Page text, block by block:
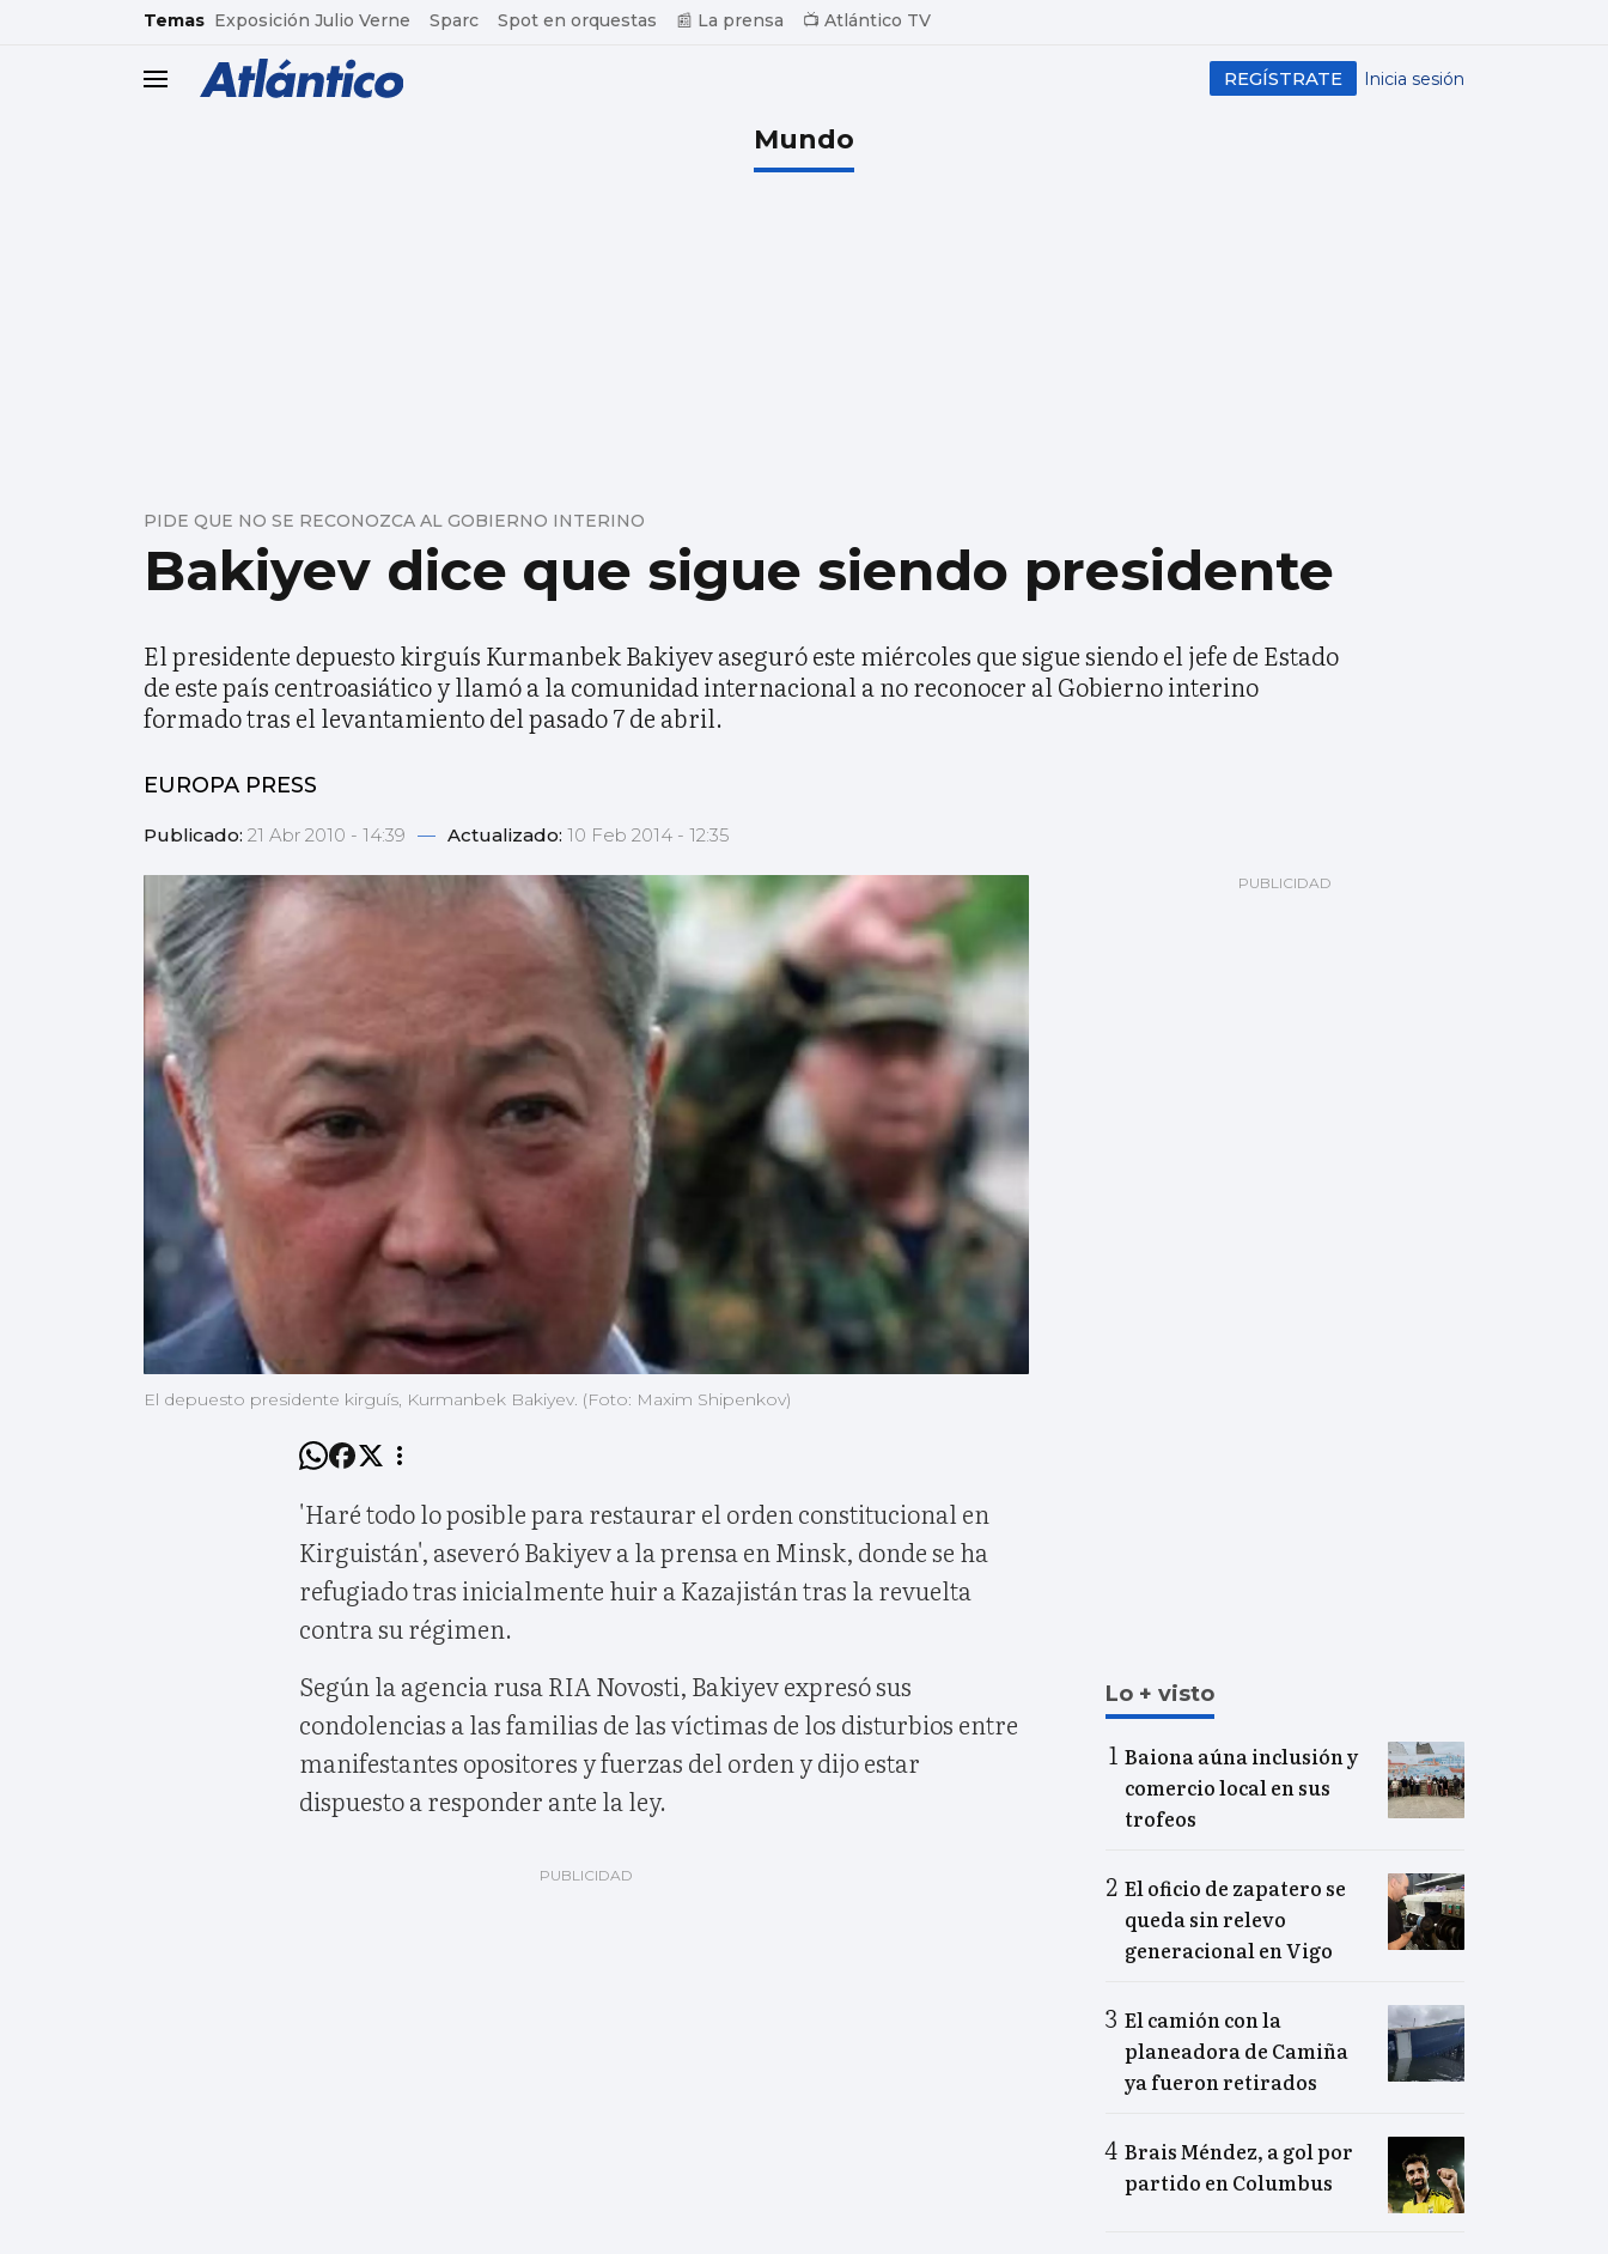
common.go-to-content
Temas Exposición Julio Verne Sparc Spot en orquestas 📰 La prensa 📺 Atlántico TV
header.menu.open Inicia sesión
REGÍSTRATE
Mundo
Bakiyev dice que sigue siendo presidente
PIDE QUE NO SE RECONOZCA AL GOBIERNO INTERINO
El presidente depuesto kirguís Kurmanbek Bakiyev aseguró este miércoles que sigue siendo el jefe de Estado
de este país centroasiático y llamó a la comunidad internacional a no reconocer al Gobierno interino
formado tras el levantamiento del pasado 7 de abril.
EUROPA PRESS
Publicado: 21 Abr 2010 - 14:39 — Actualizado: 10 Feb 2014 - 12:35
El depuesto presidente kirguís, Kurmanbek Bakiyev. (Foto: Maxim Shipenkov)
'Haré todo lo posible para restaurar el orden constitucional en
Kirguistán', aseveró Bakiyev a la prensa en Minsk, donde se ha
refugiado tras inicialmente huir a Kazajistán tras la revuelta
contra su régimen.
Según la agencia rusa RIA Novosti, Bakiyev expresó sus
condolencias a las familias de las víctimas de los disturbios entre
manifestantes opositores y fuerzas del orden y dijo estar
dispuesto a responder ante la ley.
Lo + visto
Baiona aúna inclusión y
comercio local en sus
trofeos
El oficio de zapatero se
queda sin relevo
generacional en Vigo
El camión con la
planeadora de Camiña
ya fueron retirados
Brais Méndez, a gol por
partido en Columbus